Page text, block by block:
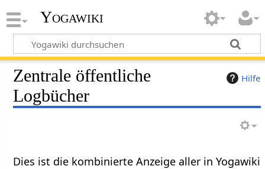
Yogawiki
Hilfe
Zentrale öffentliche
Logbücher
Dies ist die kombinierte Anzeige aller in Yogawiki